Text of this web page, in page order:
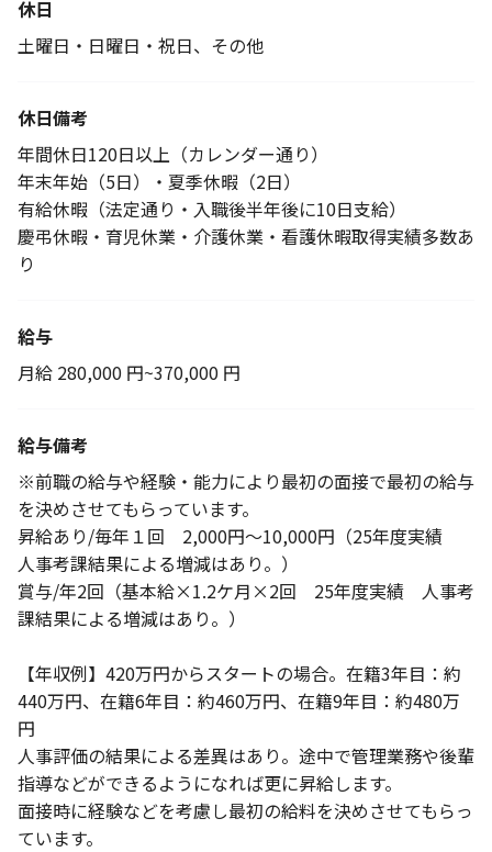
休日
土曜日・日曜日・祝日、その他
休日備考
年間休日120日以上（カレンダー通り）
年末年始（5日）・夏季休暇（2日）
有給休暇（法定通り・入職後半年後に10日支給）
慶弔休暇・育児休業・介護休業・看護休暇取得実績多数あ
り
給与
月給 280,000 円~370,000 円
給与備考
※前職の給与や経験・能力により最初の面接で最初の給与
を決めさせてもらっています。
昇給あり/毎年１回 2,000円～10,000円（25年度実績
人事考課結果による増減はあり。）
賞与/年2回（基本給×1.2ケ月×2回 25年度実績 人事考
課結果による増減はあり。）
【年収例】420万円からスタートの場合。在籍3年目：約
440万円、在籍6年目：約460万円、在籍9年目：約480万
円
人事評価の結果による差異はあり。途中で管理業務や後輩
指導などができるようになれば更に昇給します。
面接時に経験などを考慮し最初の給料を決めさせてもらっ
ています。